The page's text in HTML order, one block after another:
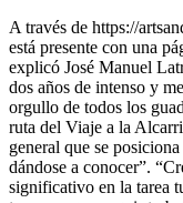
A través de https://
está presente con una
explicó José Manuel
dos años de intenso y
orgullo de todos los
ruta del Viaje a la
general que se
dándose a conocer”.
significativo en la tarea